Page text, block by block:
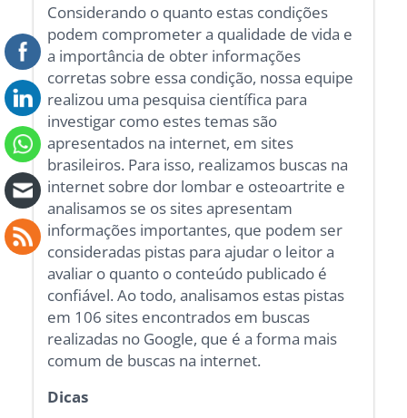
Considerando o quanto estas condições
podem comprometer a qualidade de vida e
a importância de obter informações
corretas sobre essa condição, nossa equipe
realizou uma pesquisa científica para
investigar como estes temas são
apresentados na internet, em sites
brasileiros. Para isso, realizamos buscas na
internet sobre dor lombar e osteoartrite e
analisamos se os sites apresentam
informações importantes, que podem ser
consideradas pistas para ajudar o leitor a
avaliar o quanto o conteúdo publicado é
confiável. Ao todo, analisamos estas pistas
em 106 sites encontrados em buscas
realizadas no Google, que é a forma mais
comum de buscas na internet.
Dicas